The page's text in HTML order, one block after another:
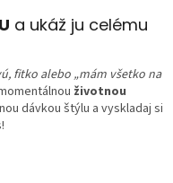
a ukáž ju celému
fitko alebo „mám všetko na
životnou
dávkou štýlu a vyskladaj si